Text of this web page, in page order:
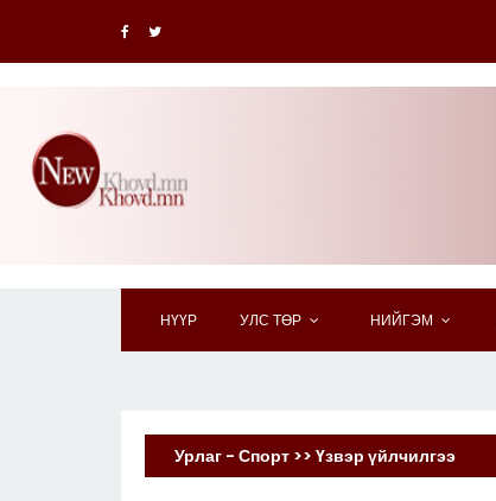
НҮҮР УЛС ТӨР НИЙГЭМ
Урлаг - Спорт >> Үзвэр үйлчилгээ